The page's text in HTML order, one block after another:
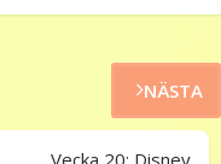
NÄSTA
Vecka 20: Disney